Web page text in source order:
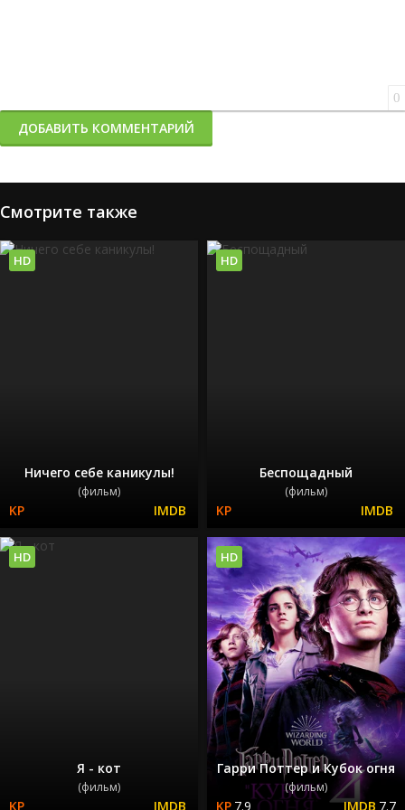
0
ДОБАВИТЬ КОММЕНТАРИЙ
Смотрите также
Ничего себе каникулы!
(фильм)
HD
Беспощадный
(фильм)
HD
Я - кот
(фильм)
HD
Гарри Поттер и Кубок огня
(фильм)
7.9 7.7
HD